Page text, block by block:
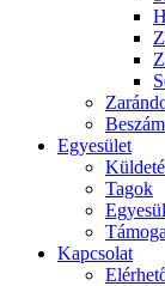
Egyesület
Tagok
Kapcsolat